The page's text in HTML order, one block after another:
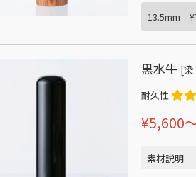
黒水牛 [染
耐久性
¥5,600
素材説明